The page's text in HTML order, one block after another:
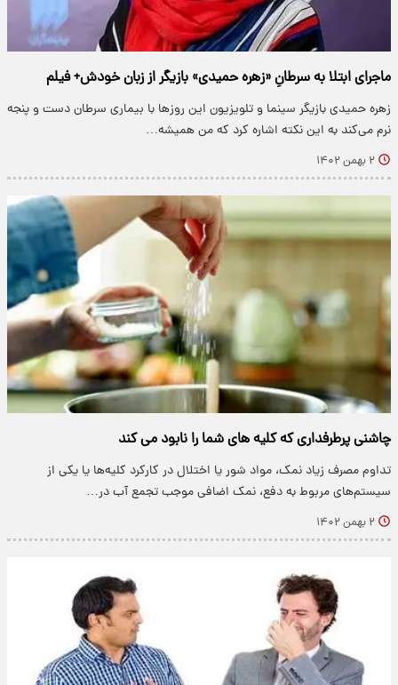
ماجرای ابتلا به سرطانِ «زهره حمیدی» بازیگر از زبان خودش+ فیلم
زهره حمیدی بازیگر سینما و تلویزیون این روزها با بیماری سرطان دست و پنجه
نرم می‌کند به این نکته اشاره کرد که من همیشه…
۲ بهمن ۱۴۰۲
چاشنی پرطرفداری که کلیه های شما را نابود می کند
تداوم مصرف زیاد نمک، مواد شور یا اختلال در کارکرد کلیه‌ها یا یکی از
سیستم‌های مربوط به دفع، نمک اضافی موجب تجمع آب در…
۲ بهمن ۱۴۰۲